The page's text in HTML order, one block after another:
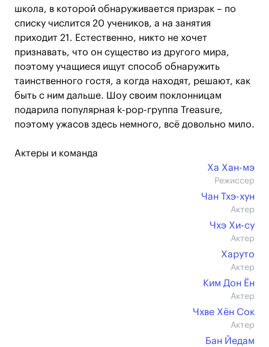
школа, в которой обнаруживается призрак – по
списку числится 20 учеников, а на занятия
приходит 21. Естественно, никто не хочет
признавать, что он существо из другого мира,
поэтому учащиеся ищут способ обнаружить
таинственного гостя, а когда находят, решают, как
быть с ним дальше. Шоу своим поклонницам
подарила популярная k-pop-группа Treasure,
поэтому ужасов здесь немного, всё довольно мило.
Актеры и команда
Ха Хан-мэ
Режиссер
Чан Тхэ-хун
Актер
Чхэ Хи-су
Актер
Харуто
Актер
Ким Дон Ён
Актер
Чхве Хён Сок
Актер
Бан Йедам